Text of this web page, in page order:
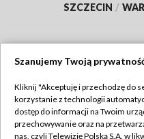
SZCZECIN /
Abonament TVP
Szanujemy Twoją
Kliknij "Akceptuję i przechodzę do
korzystanie z technologii
dostęp do informacji na Twoim
przechowywanie oraz na
nas, czyli Telewizję Polską S.A. w